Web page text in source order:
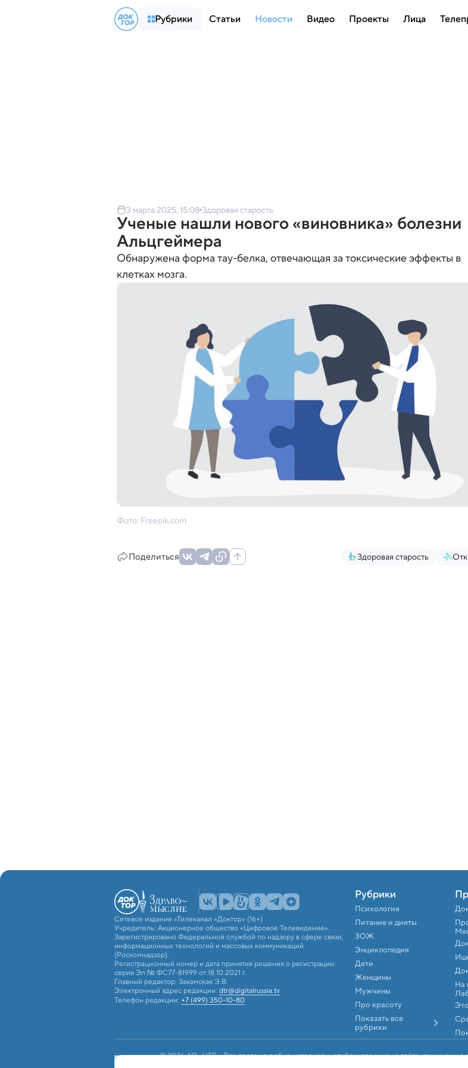
Рубрики Статьи Новости Видео Проекты Лица
3 марта 2025, 15:08 Здоровая старость
Ученые нашли нового «виновника» болезни
Альцгеймера
Обнаружена форма тау-белка, отвечающая за токсические эффекты в
клетках мозга.
Фото: Freepik.com
Поделиться Здоровая старость
Сетевое издание «Телеканал «Доктор» (16+)
Учредитель: Акционерное общество «Цифровое Телевидение».
Зарегистрировано Федеральной службой по надзору в сфере связи,
информационных технологий и массовых коммуникаций
(Роскомнадзор).
Регистрационный номер и дата принятия решения о регистрации:
серия Эл № ФС77-81999 от 18.10.2021 г.
Главный редактор: Закамская Э.В.
Электронный адрес редакции: dtr@digitalrussia.tv
Телефон редакции: +7 (499) 350-10-80
Рубрики
Психология
Питание и диеты
ЗОЖ
Энциклопедия
Дети
Женщины
Мужчины
Про красоту
Показать все
рубрики
На
© 2026 АО «ЦТВ». Все права на любые материалы, опубликованные на сайте, защищены в